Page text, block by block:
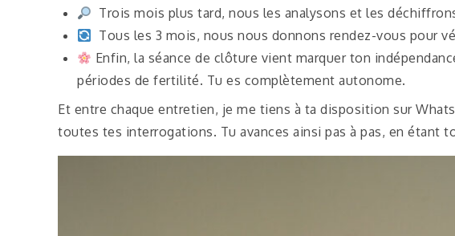
Trois mois plus tard, nous les analysons et les
Tous les 3 mois, nous nous donnons rendez-vous pour
Enfin, la séance de clôture vient marquer ton
périodes de fertilité. Tu es complètement autonome.
Et entre chaque entretien, je me tiens à ta disposition sur
toutes tes interrogations. Tu avances ainsi pas à pas, en étant